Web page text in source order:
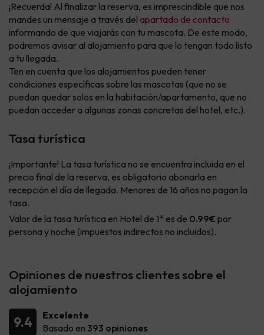
¡Recuerda! Al finalizar la reserva, es imprescindible que nos
mandes un mensaje a través del apartado de contacto
informando de que viajarás con tu mascota. De este modo,
podremos avisar al alojamiento para que lo tengan todo listo
a tu llegada.
Ten en cuenta que los alojamientos pueden tener
condiciones específicas sobre las mascotas (que no se
puedan quedar solos en la habitación/apartamento, que no
puedan acceder a algunas zonas concretas del hotel, etc.).
Tasa turística
¡Importante! La tasa turística no se encuentra incluida en el
precio final de la reserva, es obligatorio abonarla en
recepción el día de llegada. Menores de 16 años no pagan la
tasa.
Valor de la tasa turística en Hotel de 1* es de 0.99€ por
persona y noche (impuestos indirectos no incluidos).
Opiniones de nuestros clientes sobre el
alojamiento
9.4
Excelente
Basado en 393 opiniones